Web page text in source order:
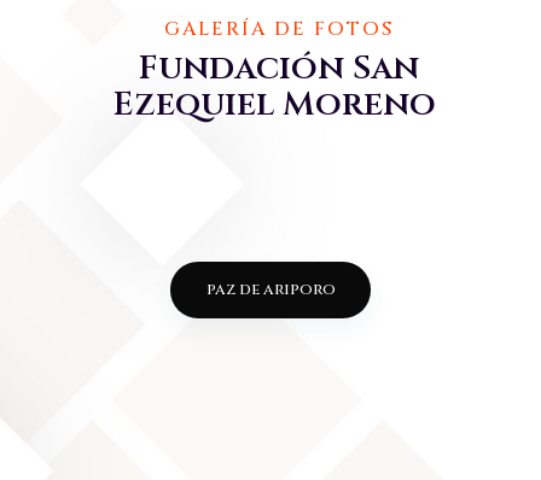
GALERÍA DE FOTOS
Fundación San
Ezequiel Moreno
paz de ariporo